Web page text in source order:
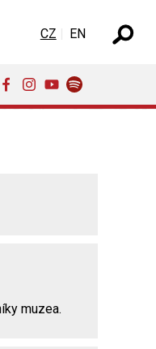
Zvolte jazyk
CZ EN
muzea.